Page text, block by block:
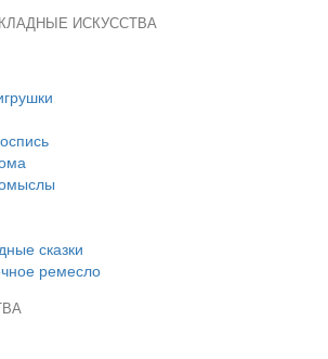
ИСКУССТВА
сказки
ремесло